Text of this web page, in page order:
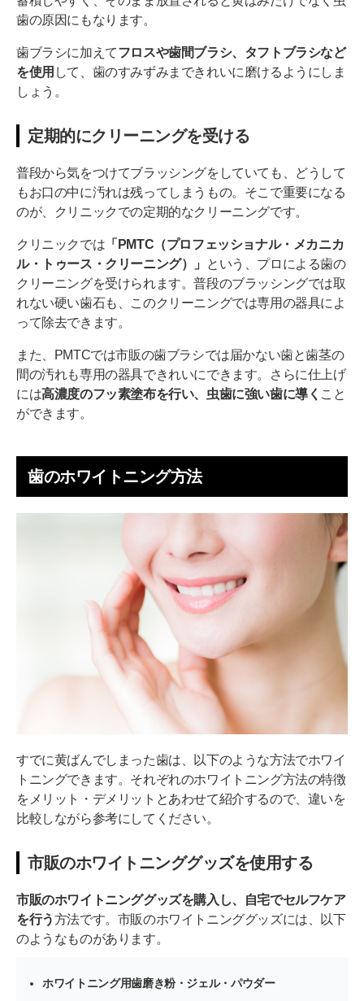
歯の原因にもなります。
歯ブラシに加えてフロスや歯間ブラシ、タフトブラシなど
を使用 して、歯のすみずみまできれいに磨けるようにしま
しょう。
定期的にクリーニングを受ける
普段から気をつけてブラッシングをしていても、どうして
もお口の中に汚れは残ってしまうもの。そこで重要になる
のが、クリニックでの定期的なクリーニングです。
クリニックでは 「PMTC（プロフェッショナル・メカニカ
ル・トゥース・クリーニング）」
という、プロによる歯の
クリーニングを受けられます。普段のブラッシングでは取
れない硬い歯石も、このクリーニングでは専用の器具によ
って除去できます。
また、PMTCでは市販の歯ブラシでは届かない歯と歯茎の
間の汚れも専用の器具できれいにできます。さらに仕上げ
には高濃度のフッ素塗布を行い、虫歯に強い歯に導く こと
ができます。
歯のホワイトニング方法
すでに黄ばんでしまった歯は、以下のような方法でホワイ
トニングできます。それぞれのホワイトニング方法の特徴
をメリット・デメリットとあわせて紹介するので、違いを
比較しながら参考にしてください。
市販のホワイトニンググッズを使用する
市販のホワイトニンググッズを購入し、自宅でセルフケア
を行う方法です。市販のホワイトニンググッズには、以下
のようなものがあります。
ホワイトニング用歯磨き粉・ジェル・パウダー